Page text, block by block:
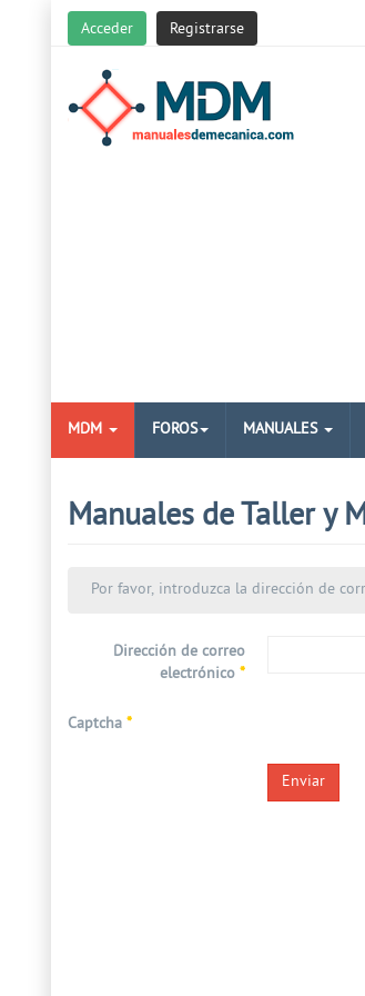
Acceder Registrarse
MDM FOROS MANUALES
Manuales de Taller y
Por favor, introduzca la dirección de
Dirección de correo
electrónico*
Captcha*
Enviar